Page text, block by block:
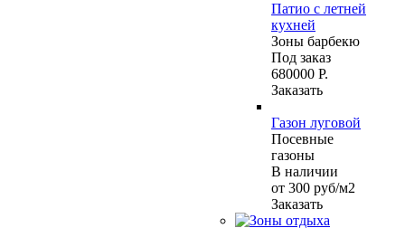
Патио с летней
кухней
Зоны барбекю
Под заказ
680000 Р.
Заказать
Газон луговой
Посевные
газоны
В наличии
от 300 руб/м2
Заказать